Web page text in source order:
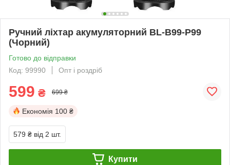
Ручний ліхтар акумуляторний BL-B99-P99
(Чорний)
Готово до відправки
Код: 99990
Опт і роздріб
599 ₴ 699 ₴
Економія 100 ₴
579 ₴ від 2 шт.
Купити